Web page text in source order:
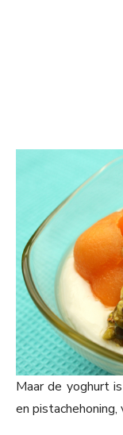
Maar de yoghurt
en